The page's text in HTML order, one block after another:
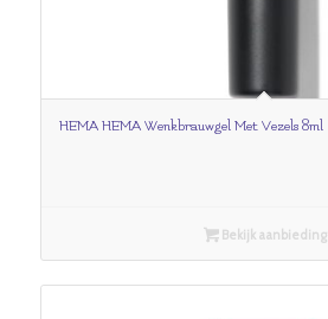
HEMA HEMA Wenkbrauwgel Met Vezels 8ml
Bekijk aanbieding